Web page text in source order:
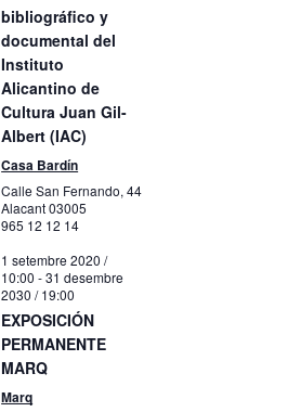
bibliográfico y
documental del
Instituto
Alicantino de
Cultura Juan Gil-
Albert (IAC)
Casa Bardín
Calle San Fernando, 44
Alacant03005
965 12 12 14
1 setembre 2020 /
10:00 -31 desembre
2030 / 19:00
EXPOSICIÓN
PERMANENTE
MARQ
Marq